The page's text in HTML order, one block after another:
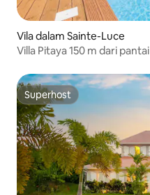
Vila dalam Sainte-Luce
Villa Pitaya 150 m dari pantai
Superhost
Superhost